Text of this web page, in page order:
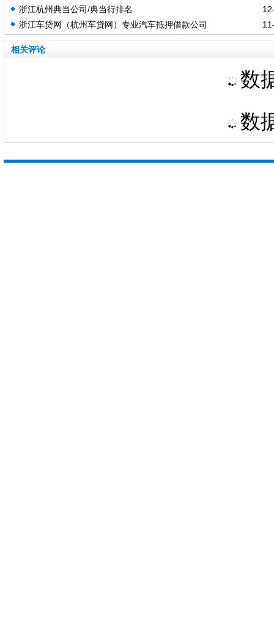
吗
浙江杭州典当公司/典当行排名
浙江车贷网（杭州车贷网）专业汽车抵押借款公司
相关评论
数
数